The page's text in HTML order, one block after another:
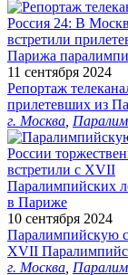
11 сентября 2024
Репортаж
прилетевших из
г. Москва
10 сентября 2024
Паралимпийскую
XVII
г. Москва